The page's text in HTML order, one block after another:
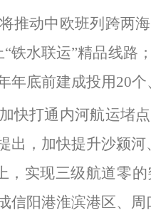
推动中欧班列跨两
“铁水联运”精品线路
年底前建成投用20
快打通内河航运堵
出，加快提升沙颍
，实现三级航道零
信阳港淮滨港区、